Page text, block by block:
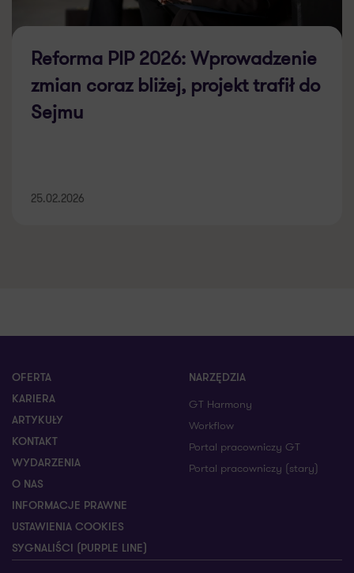
Reforma PIP 2026: Wprowadzenie
zmian coraz bliżej, projekt trafił do
Sejmu
25.02.2026
OFERTA
KARIERA
ARTYKUŁY
KONTAKT
WYDARZENIA
O NAS
INFORMACJE PRAWNE
USTAWIENIA COOKIES
SYGNALIŚCI (PURPLE LINE)
NARZĘDZIA
GT Harmony
Workflow
Portal pracowniczy GT
Portal pracowniczy (stary)